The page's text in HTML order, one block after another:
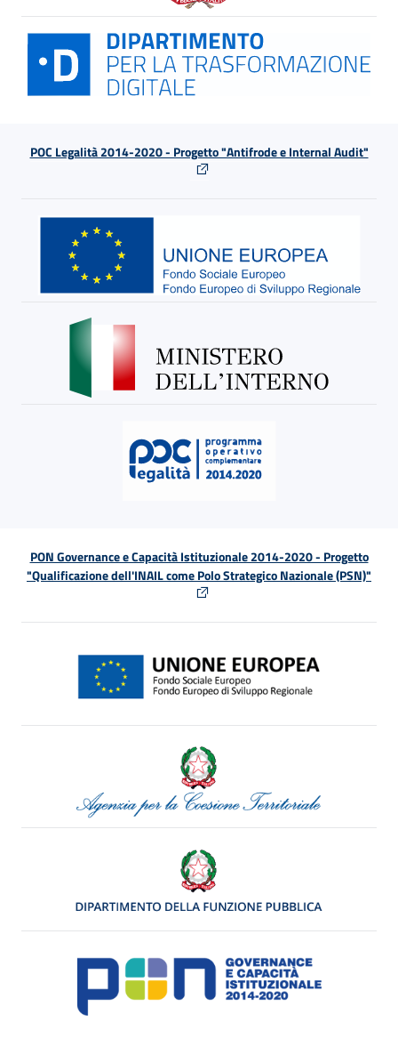
POC Legalità 2014-2020 - Progetto "Antifrode e Internal Audit"
PON Governance e Capacità Istituzionale 2014-2020 - Progetto
"Qualificazione dell'INAIL come Polo Strategico Nazionale (PSN)"